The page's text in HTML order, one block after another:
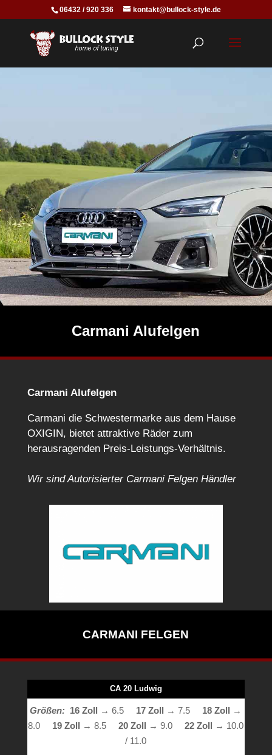
06432 / 920 336 kontakt@bullock-style.de
Carmani Alufelgen
Carmani Alufelgen
Carmani die Schwestermarke aus dem Hause
OXIGIN, bietet attraktive Räder zum
herausragenden Preis-Leistungs-Verhältnis.
Wir sind Autorisierter Carmani Felgen Händler
CARMANI FELGEN
CA 20 Ludwig
Größen: 16 Zoll → 6.5 17 Zoll → 7.5 18 Zoll →
8.0 19 Zoll → 8.520 Zoll → 9.022 Zoll → 10.0
/ 11.0